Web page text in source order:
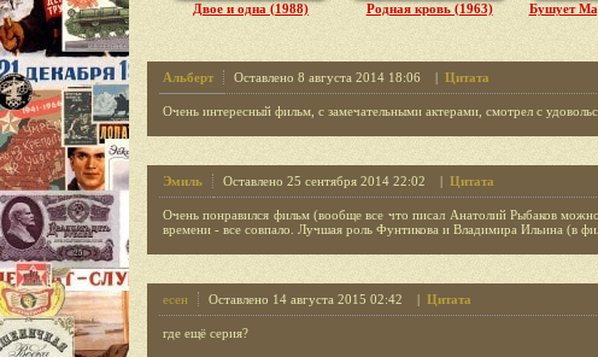
Двое и одна (1988) Родная кровь (1963) Бушует
Альберт Оставлено 8 августа 2014 18:06 | Цитата
Очень интересный фильм, с замечательными актерами, смотрел с
Эмиль Оставлено 25 сентября 2014 22:02 | Цитата
Очень понравился фильм (вообще все что писал Анатолий Рыбаков
времени - все совпало. Лучшая роль Фунтикова и Владимира Ильина (в
есен Оставлено 14 августа 2015 02:42 | Цитата
где ещё серия?